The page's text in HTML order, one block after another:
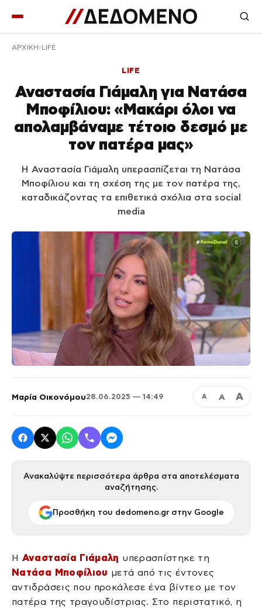
ΑΡΧΙΚΉ LIFE
LIFE
Αναστασία Γιάμαλη για Νατάσα
Μποφίλιου: «Μακάρι όλοι να
απολαμβάναμε τέτοιο δεσμό με
τον πατέρα μας»
Η Αναστασία Γιάμαλη υπερασπίζεται τη Νατάσα
Μποφίλιου και τη σχέση της με τον πατέρα της,
καταδικάζοντας τα επιθετικά σχόλια στα social
media
Μαρία Οικονόμου28.06.2025 — 14:49 Α Α Α
Ανακαλύψτε περισσότερα άρθρα στα αποτελέσματα
αναζήτησης.
Προσθήκη του dedomeno.gr στην Google
Η Αναστασία Γιάμαλη υπερασπίστηκε τη
Νατάσα Μποφίλιου μετά από τις έντονες
αντιδράσεις που προκάλεσε ένα βίντεο με τον
πατέρα της τραγουδίστριας. Στο περιστατικό, η